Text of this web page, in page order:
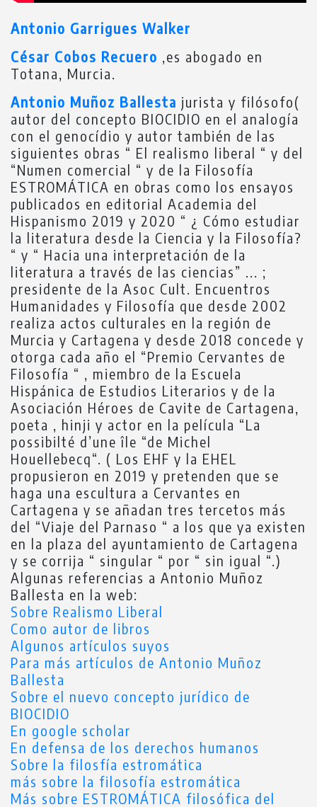
Antonio Garrigues Walker
César Cobos Recuero ,es abogado en
Totana, Murcia.
Antonio Muñoz Ballesta jurista y filósofo(
autor del concepto BIOCIDIO en el analogía
con el genocídio y autor también de las
siguientes obras “ El realismo liberal “ y del
“Numen comercial “ y de la Filosofía
ESTROMÁTICA en obras como los ensayos
publicados en editorial Academia del
Hispanismo 2019 y 2020 “ ¿ Cómo estudiar
la literatura desde la Ciencia y la Filosofía?
“ y “ Hacia una interpretación de la
literatura a través de las ciencias” ... ;
presidente de la Asoc Cult. Encuentros
Humanidades y Filosofía que desde 2002
realiza actos culturales en la región de
Murcia y Cartagena y desde 2018 concede y
otorga cada año el “Premio Cervantes de
Filosofía “ , miembro de la Escuela
Hispánica de Estudios Literarios y de la
Asociación Héroes de Cavite de Cartagena,
poeta , hinji y actor en la película “La
possibilté d’une île “de Michel
Houellebecq“. ( Los EHF y la EHEL
propusieron en 2019 y pretenden que se
haga una escultura a Cervantes en
Cartagena y se añadan tres tercetos más
del “Viaje del Parnaso “ a los que ya existen
en la plaza del ayuntamiento de Cartagena
y se corrija “ singular “ por “ sin igual “.)
Algunas referencias a Antonio Muñoz
Ballesta en la web:
Sobre Realismo Liberal
Como autor de libros
Algunos artículos suyos
Para más artículos de Antonio Muñoz
Ballesta
Sobre el nuevo concepto jurídico de
BIOCIDIO
En google scholar
En defensa de los derechos humanos
Sobre la filosfía estromática
más sobre la filosofía estromática
Más sobre ESTROMÁTICA filosófica del